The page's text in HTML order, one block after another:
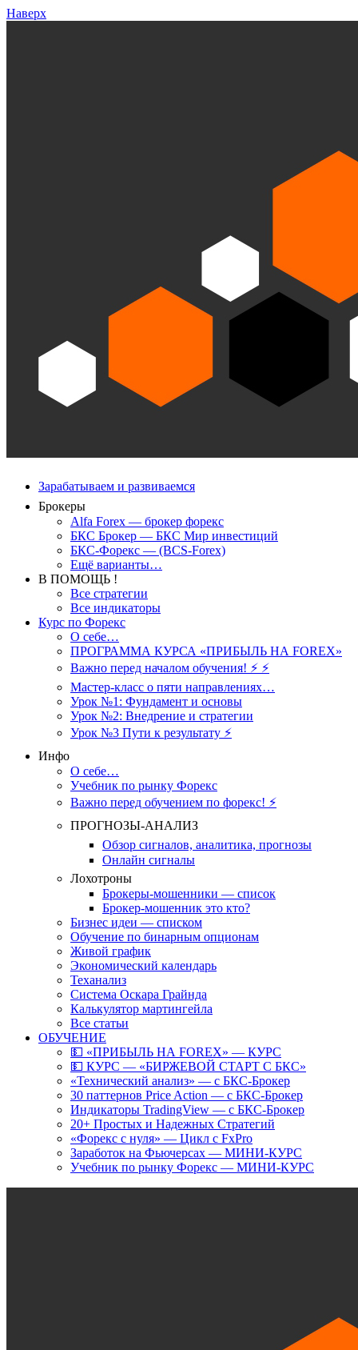
Наверх
Зарабатываем и развиваемся
Брокеры
Alfa Forex — брокер форекс
БКС Брокер — БКС Мир инвестиций
БКС-Форекс — (BCS-Forex)
Ещё варианты…
В ПОМОЩЬ !
Все стратегии
Все индикаторы
Курс по Форекс
О себе…
ПРОГРАММА КУРСА «ПРИБЫЛЬ НА FOREX»
Важно перед началом обучения! ⚡ ⚡
Мастер-класс о пяти направлениях…
Урок №1: Фундамент и основы
Урок №2: Внедрение и стратегии
Урок №3 Пути к результату ⚡️
Инфо
О себе…
Учебник по рынку Форекс
Важно перед обучением по форекс! ⚡
ПРОГНОЗЫ-АНАЛИЗ
Обзор сигналов, аналитика, прогнозы
Онлайн сигналы
Лохотроны
Брокеры-мошенники — список
Брокер-мошенник это кто?
Бизнес идеи — списком
Обучение по бинарным опционам
Живой график
Экономический календарь
Теханализ
Система Оскара Грайнда
Калькулятор мартингейла
Все статьи
ОБУЧЕНИЕ
💵 «ПРИБЫЛЬ НА FOREX» — КУРС
💵 КУРС — «БИРЖЕВОЙ СТАРТ С БКС»
«Технический анализ» — с БКС-Брокер
30 паттернов Price Action — с БКС-Брокер
Индикаторы TradingView — с БКС-Брокер
20+ Простых и Надежных Стратегий
«Форекс с нуля» — Цикл с FxPro
Заработок на Фьючерсах — МИНИ-КУРС
Учебник по рынку Форекс — МИНИ-КУРС